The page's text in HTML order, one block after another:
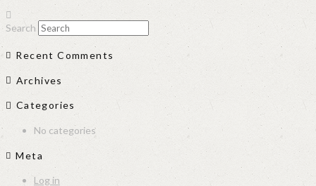
Search
Recent Comments
Archives
Categories
No categories
Meta
Log in